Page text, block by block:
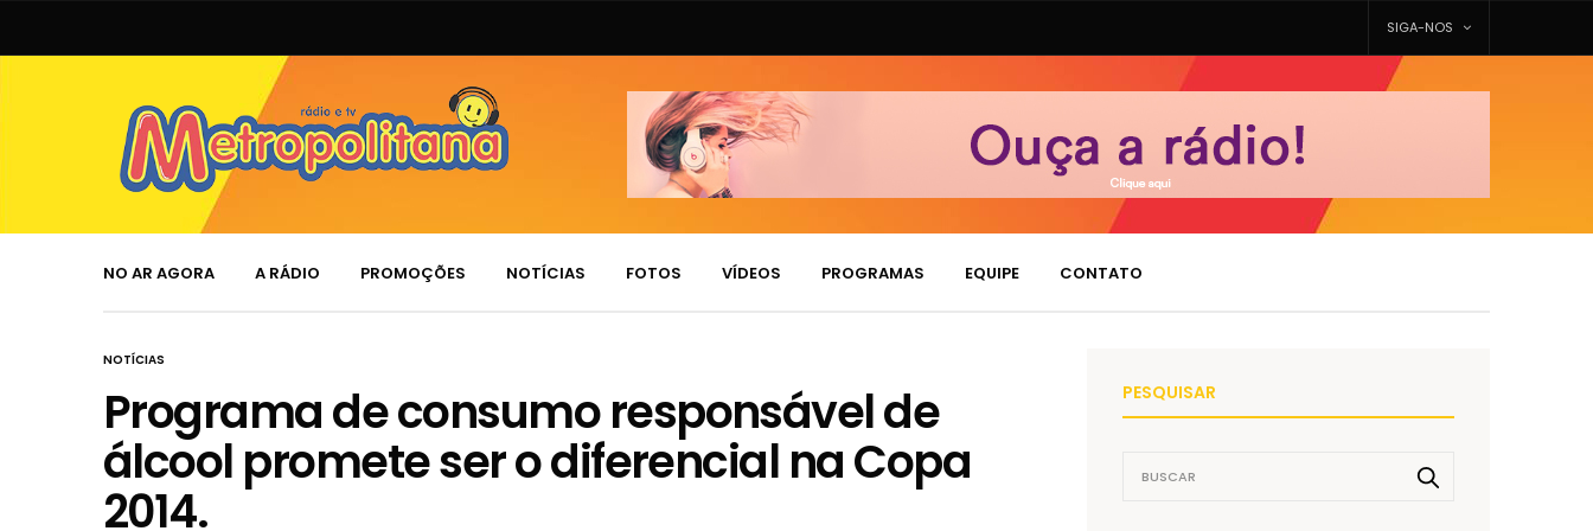
SIGA-NOS
NO AR AGORA A RÁDIO PROMOÇÕES NOTÍCIAS FOTOS VÍDEOS PROGRAMAS EQUIPE CONTATO
NOTÍCIAS
Programa de consumo responsável de
álcool promete ser o diferencial na Copa
2014.
PESQUISAR